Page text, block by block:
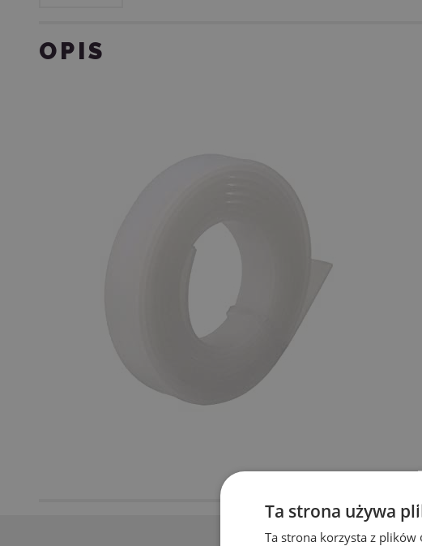
OPIS
Ta strona używa
Ta strona korzysta z plików